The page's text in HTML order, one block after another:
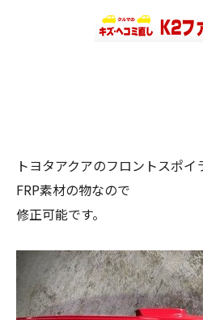
トヨタアクアのフロントスポ
FRP素材の物なので
修正可能です。